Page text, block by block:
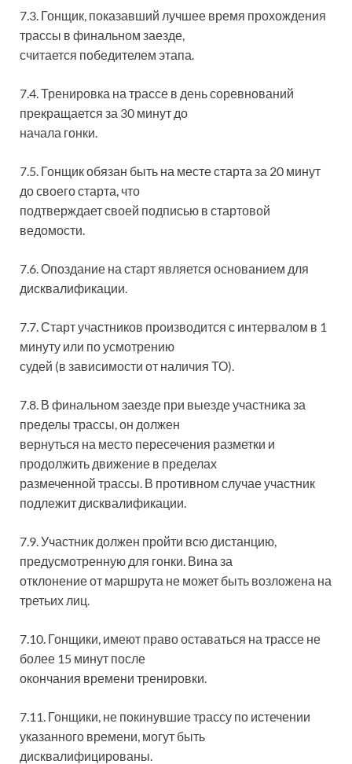
7.3. Гонщик, показавший лучшее время прохождения
трассы в финальном заезде,
считается победителем этапа.
7.4. Тренировка на трассе в день соревнований
прекращается за 30 минут до
начала гонки.
7.5. Гонщик обязан быть на месте старта за 20 минут
до своего старта, что
подтверждает своей подписью в стартовой
ведомости.
7.6. Опоздание на старт является основанием для
дисквалификации.
7.7. Старт участников производится с интервалом в 1
минуту или по усмотрению
судей (в зависимости от наличия ТО).
7.8. В финальном заезде при выезде участника за
пределы трассы, он должен
вернуться на место пересечения разметки и
продолжить движение в пределах
размеченной трассы. В противном случае участник
подлежит дисквалификации.
7.9. Участник должен пройти всю дистанцию,
предусмотренную для гонки. Вина за
отклонение от маршрута не может быть возложена на
третьих лиц.
7.10. Гонщики, имеют право оставаться на трассе не
более 15 минут после
окончания времени тренировки.
7.11. Гонщики, не покинувшие трассу по истечении
указанного времени, могут быть
дисквалифицированы.